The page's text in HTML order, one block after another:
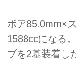
ボア85.0mm×
1588ccになる
ブを2基装着し